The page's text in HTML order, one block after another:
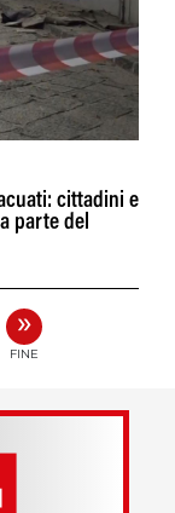
cittadini e
parte del
»
FINE